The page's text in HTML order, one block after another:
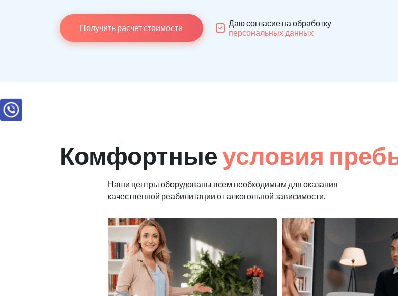
Получить расчет стоимости
Даю согласие на обработку
персональных данных
Комфортныеусловия
Наши центры оборудованы всем необходимым для оказания
качественной реабилитации от алкогольной зависимости.